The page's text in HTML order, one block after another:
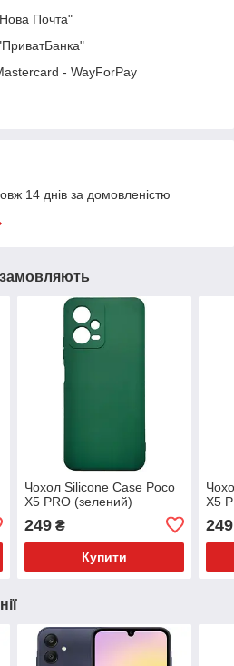
Почта"
- WayForPay
14 днів за домовленістю
Чохол Silicone Case Poco
X5 PRO (зелений)
249₴
Купити
X5
249